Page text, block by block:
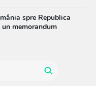
spre Republica
memorandum